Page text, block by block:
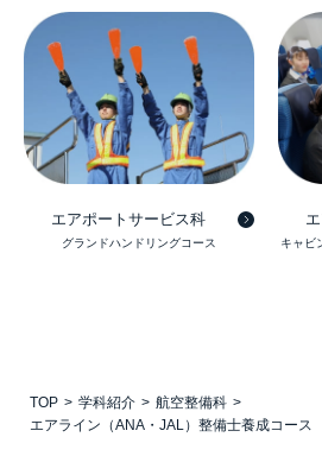
エアポートサービス科
グランドハンドリングコース
キャビ
TOP 学科紹介
航空整備科
エアライン（ANA・JAL）整備士養成コース